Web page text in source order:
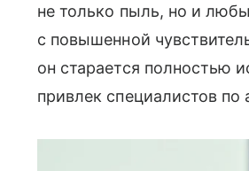
не только пыль, но и
с повышенной
он старается полностью
привлек специалистов